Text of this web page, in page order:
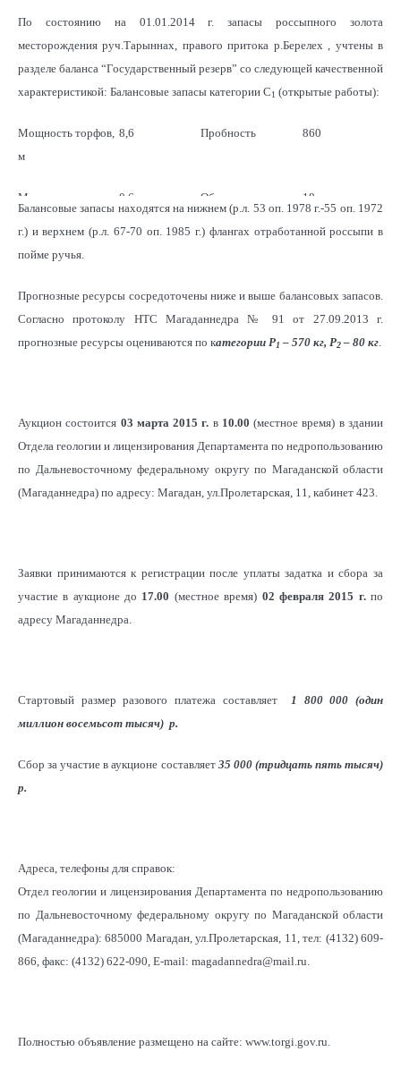
По состоянию на 01.01.2014 г. запасы россыпного золота
месторождения руч.Тарыннах, правого притока р.Берелех , учтены в
разделе баланса “Государственный резерв” со следующей качественной
характеристикой: Балансовые запасы категории С1 (открытые работы):
Мощность торфов,
м
8,6 Пробность 860
Мощность песков,
0,6
Объем песков, тыс.
18
Среднее
Площадь, тыс. м2 31
Балансовые запасы находятся на нижнем (р.л. 53 оп. 1978 г.-55 оп. 1972
г.) и верхнем (р.л. 67-70 оп. 1985 г.) флангах отработанной россыпи в
пойме ручья.
Прогнозные ресурсы сосредоточены ниже и выше балансовых запасов.
Согласно протоколу НТС Магаданнедра № 91 от 27.09.2013 г.
прогнозные ресурсы оцениваются по категории Р1– 570 кг, Р2– 80 кг
Аукцион состоится 03 марта 2015 г. в 10.00(местное время) в здании
Отдела геологии и лицензирования Департамента по недропользованию
по Дальневосточному федеральному округу по Магаданской области
(Магаданнедра) по адресу: Магадан, ул.Пролетарская, 11, кабинет 423.
Заявки принимаются к регистрации после уплаты задатка и сбора за
участие в аукционе до 17.00 (местное время) 02 февраля 2015 г.по
адресу Магаданнедра.
Стартовый размер разового платежа составляет 1 800 000 (один
миллион восемьсот тысяч) р.
Сбор за участие в аукционе составляет 35 000 (тридцать пять тысяч)
р.
Адреса, телефоны для справок:
Отдел геологии и лицензирования Департамента по недропользованию
по Дальневосточному федеральному округу по Магаданской области
(Магаданнедра): 685000 Магадан, ул.Пролетарская, 11, тел: (4132) 609-
866, факс: (4132) 622-090, E-mail: magadannedra@mail.ru.
Полностью объявление размещено на сайте: www.torgi.gov.ru.